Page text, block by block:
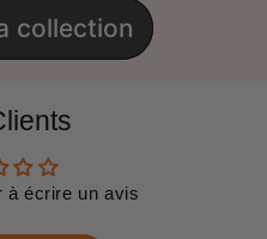
collection
à écrire un avis